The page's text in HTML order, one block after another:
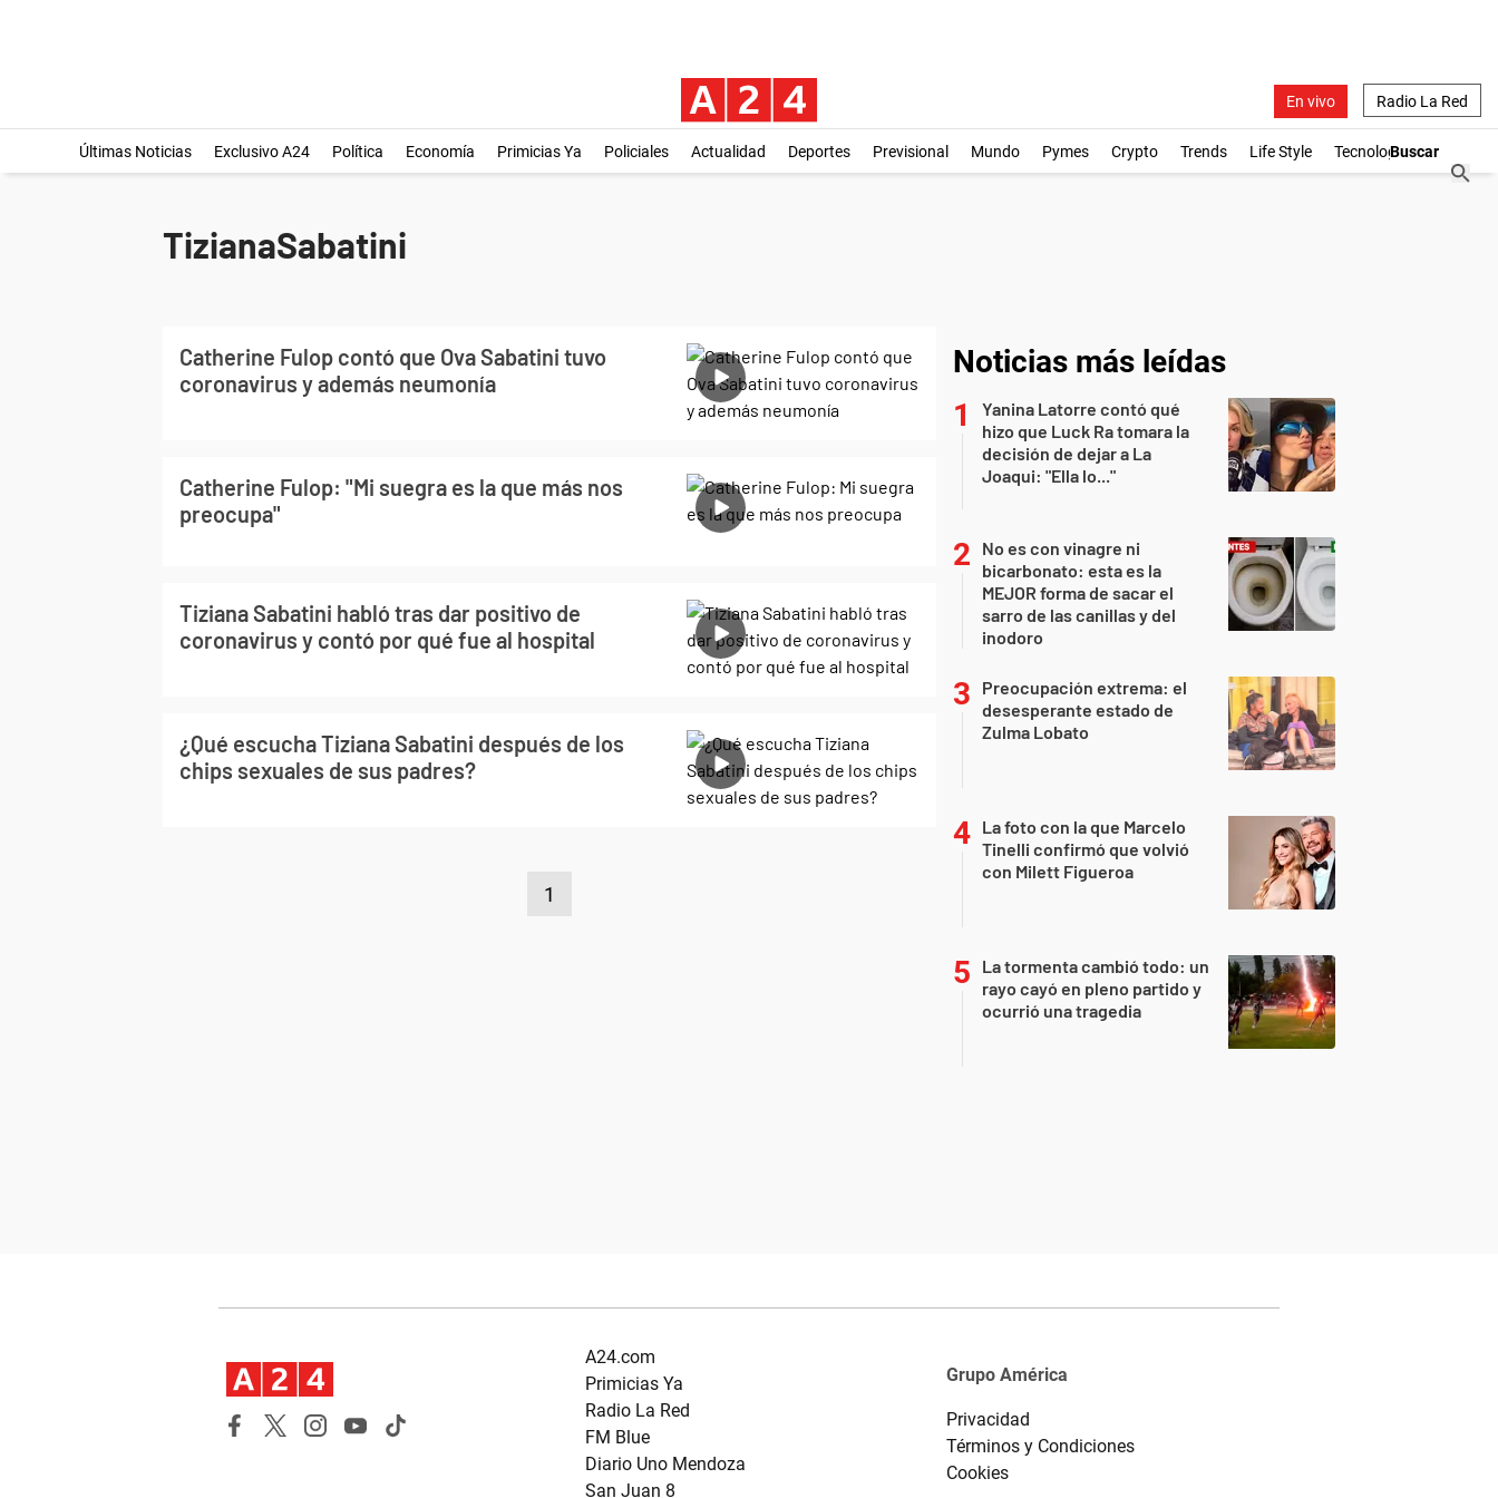
En vivo Radio La Red
Últimas Noticias Exclusivo A24 Política Economía Primicias Ya Policiales Actualidad Deportes Previsional Mundo Pymes Crypto Trends Life Style Tecnología
TizianaSabatini
Catherine Fulop contó que Ova Sabatini tuvo
coronavirus y además neumonía
Catherine Fulop: "Mi suegra es la que más nos
preocupa"
Tiziana Sabatini habló tras dar positivo de
coronavirus y contó por qué fue al hospital
¿Qué escucha Tiziana Sabatini después de los
chips sexuales de sus padres?
1
Noticias más leídas
Yanina Latorre contó qué
hizo que Luck Ra tomara la
decisión de dejar a La
Joaqui: "Ella lo..."
No es con vinagre ni
bicarbonato: esta es la
MEJOR forma de sacar el
sarro de las canillas y del
inodoro
Preocupación extrema: el
desesperante estado de
Zulma Lobato
La foto con la que Marcelo
Tinelli confirmó que volvió
con Milett Figueroa
La tormenta cambió todo: un
rayo cayó en pleno partido y
ocurrió una tragedia
A24.com
Primicias Ya
Radio La Red
FM Blue
Diario Uno Mendoza
San Juan 8
Grupo América
Privacidad
Términos y Condiciones
Cookies